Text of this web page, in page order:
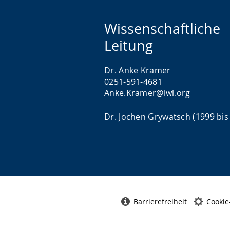
g
e
e
i
t
Wissenschaftliche
Leitung
Dr. Anke Kramer
0251-591-4681
Anke.Kramer@lwl.org
Dr. Jochen Grywatsch (1999 bis
Barrierefreiheit